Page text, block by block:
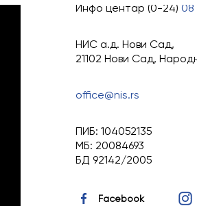
Финансијски показатељи
Оперативни показатељи
Корпоративно
Група
Кодекс
Инфо центар (0-24) 08
НИС а.д. Нови Сад,
21102 Нови Сад,
office@nis.rs
ПИБ: 104052135
МБ: 20084693
БД 92142/2005
Facebook